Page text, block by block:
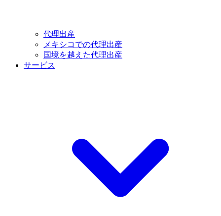
代理出産
メキシコでの代理出産
国境を越えた代理出産
サービス